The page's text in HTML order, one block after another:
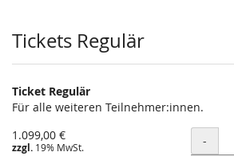
Produkte
Tickets Regulär
Ticket Regulär
Für alle weiteren Teilnehmer:innen.
1.099,00 €
zzgl. 19% MwSt. Menge
-